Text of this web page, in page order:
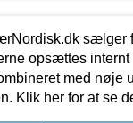
sælger
opsættes
med nøje
Klik her for at se